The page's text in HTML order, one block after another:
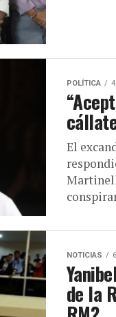
POLÍTICA
El
NOTICIAS
de la